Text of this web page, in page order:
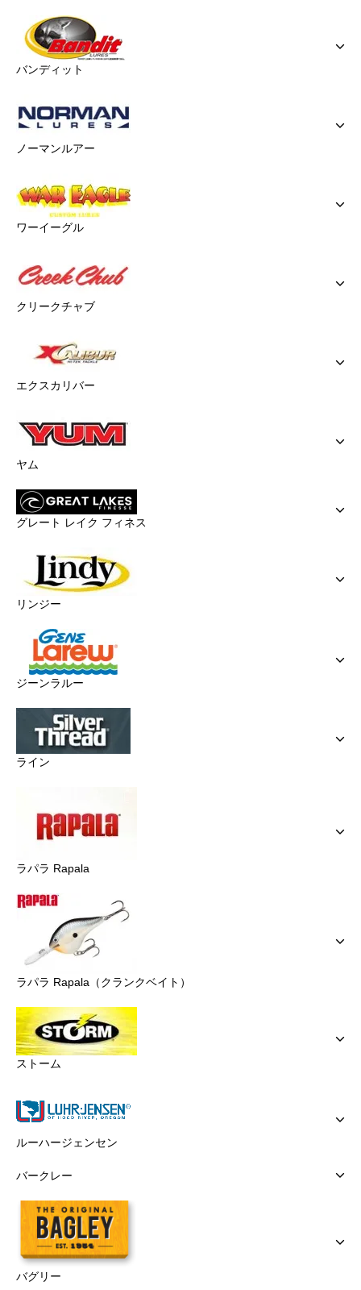
バンディット
ノーマンルアー
ワーイーグル
クリークチャブ
エクスカリバー
ヤム
グレート レイク フィネス
リンジー
ジーンラルー
ライン
ラパラ Rapala
ラパラ Rapala（クランクベイト）
ストーム
ルーハージェンセン
バークレー
バグリー